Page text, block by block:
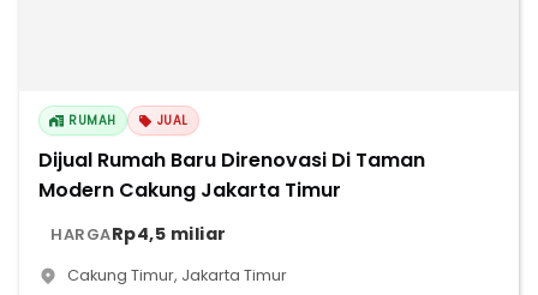
RUMAH JUAL
Dijual Rumah Baru Direnovasi Di Taman
Modern Cakung Jakarta Timur
HARGARp4,5 miliar
Cakung Timur, Jakarta Timur